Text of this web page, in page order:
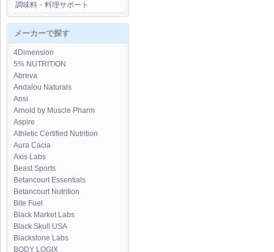
調味料・料理サポート
メーカーで探す
4Dimension
5% NUTRITION
Abreva
Andalou Naturals
Ansi
Arnold by Muscle Pharm
Aspire
Athletic Certified Nutrition
Aura Cacia
Axis Labs
Beast Sports
Betancourt Essentials
Betancourt Nutrition
Bite Fuel
Black Market Labs
Black Skull USA
Blackstone Labs
BODY LOGIX